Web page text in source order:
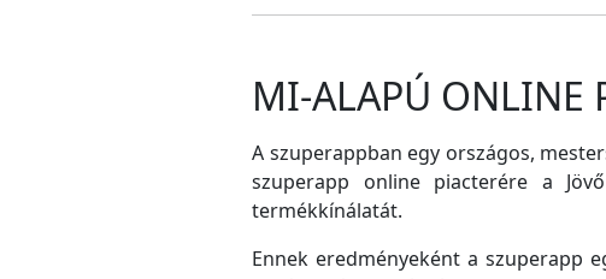
MI-ALAPÚ ONLINE
A szuperappban egy országos,
szuperapp online piacterére a
termékkínálatát.
Ennek eredményeként a szuperapp